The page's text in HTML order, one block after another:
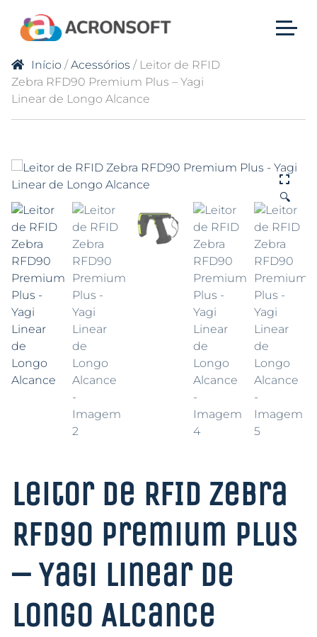
Início /Acessórios / Leitor de RFID
Zebra RFD90 Premium Plus – Yagi
Linear de Longo Alcance
🔍
Leitor de RFID Zebra
RFD90 Premium Plus
– Yagi Linear de
Longo Alcance